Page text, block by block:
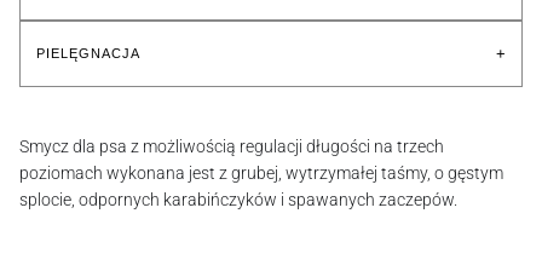
PIELĘGNACJA +
Smycz dla psa z możliwością regulacji długości na trzech
poziomach wykonana jest z grubej, wytrzymałej taśmy, o gęstym
splocie, odpornych karabińczyków i spawanych zaczepów.